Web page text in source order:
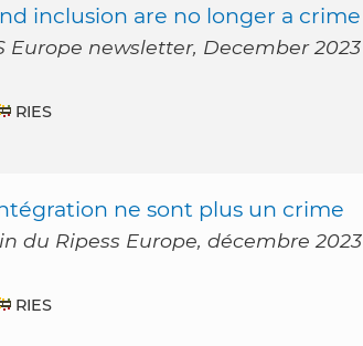
inclusion are no longer a crime
Europe newsletter, December 2023
RIES
ne sont plus un crime
du Ripess Europe, décembre 2023
RIES